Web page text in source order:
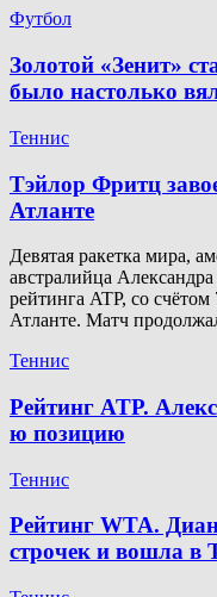
Футбол
Золотой «Зенит»
было настолько
Теннис
Тэйлор Фритц
Атланте
Девятая ракетка мира,
австралийца
рейтинга ATP, со
Атланте. Матч
Теннис
Рейтинг ATP.
ю позицию
Теннис
Рейтинг WTA.
строчек и вошла в